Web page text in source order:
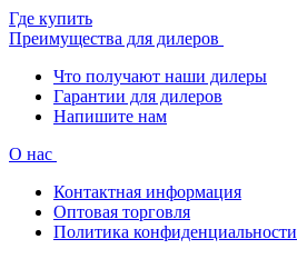
Где купить
Преимущества для дилеров
Что получают наши дилеры
Гарантии для дилеров
Напишите нам
О нас
Контактная информация
Оптовая торговля
Политика конфиденциальности